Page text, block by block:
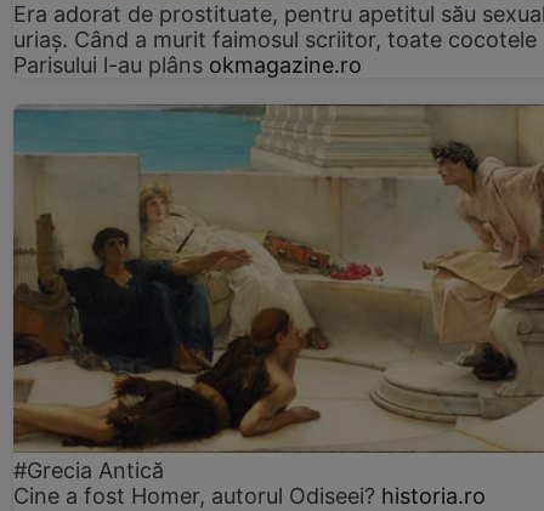
Era adorat de prostituate, pentru apetitul său
uriaș. Când a murit faimosul scriitor, toate cocotele
Parisului l-au plâns okmagazine.ro
#Grecia Antică
Cine a fost Homer, autorul Odiseei? historia.ro